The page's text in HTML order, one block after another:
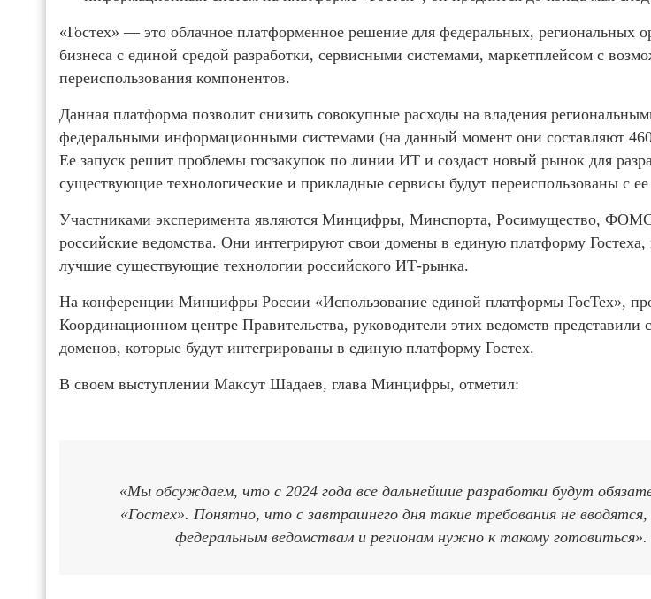
«Гостех» — это облачное платформенное решение для федеральных, региональных
бизнеса с единой средой разработки, сервисными системами, маркетплейсом с
переиспользования компонентов.
Данная платформа позволит снизить совокупные расходы на владения
федеральными информационными системами (на данный момент они составляют
Ее запуск решит проблемы госзакупок по линии ИТ и создаст новый рынок для
существующие технологические и прикладные сервисы будут переиспользованы с
Участниками эксперимента являются Минцифры, Минспорта, Росимущество,
российские ведомства. Они интегрируют свои домены в единую платформу Гостеха,
лучшие существующие технологии российского ИТ-рынка.
На конференции Минцифры России «Использование единой платформы ГосТех»,
Координационном центре Правительства, руководители этих ведомств представили
доменов, которые будут интегрированы в единую платформу Гостех.
В своем выступлении Максут Шадаев, глава Минцифры, отметил:
«Мы обсуждаем, что с 2024 года все дальнейшие разработки будут
«Гостех». Понятно, что с завтрашнего дня такие требования не вводятся,
федеральным ведомствам и регионам нужно к такому готовиться».